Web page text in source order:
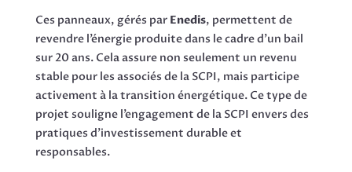
Ces panneaux, gérés par Enedis, permettent de
revendre l’énergie produite dans le cadre d’un bail
sur 20 ans. Cela assure non seulement un revenu
stable pour les associés de la SCPI, mais participe
activement à la transition énergétique. Ce type de
projet souligne l’engagement de la SCPI envers des
pratiques d’investissement durable et
responsables.